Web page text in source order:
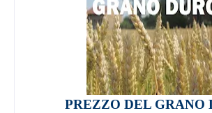
PREZZO DEL GRANO